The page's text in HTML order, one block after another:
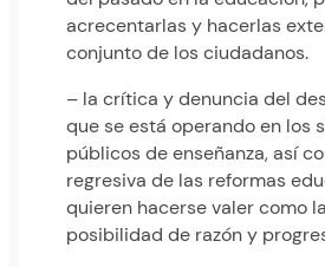
acrecentarlas y hacerlas
conjunto de los ciudadanos.
– la crítica y denuncia del
que se está operando en los
públicos de enseñanza, así
regresiva de las reformas
quieren hacerse valer como
posibilidad de razón y